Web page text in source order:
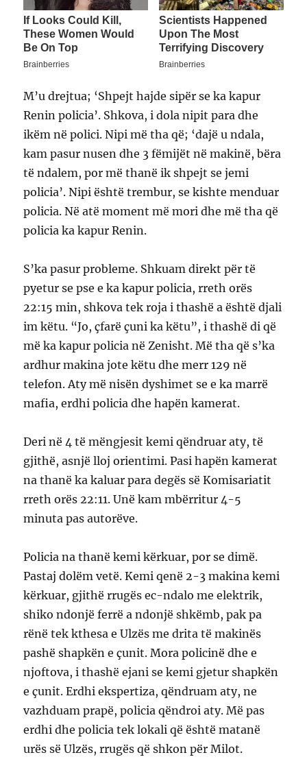
M’u drejtua; ‘Shpejt hajde sipër se ka kapur
Renin policia’. Shkova, i dola nipit para dhe
ikëm në polici. Nipi më tha që; ‘dajë u ndala,
kam pasur nusen dhe 3 fëmijët në makinë, bëra
të ndalem, por më thanë ik shpejt se jemi
policia’. Nipi është trembur, se kishte menduar
policia. Në atë moment më mori dhe më tha që
policia ka kapur Renin.
S’ka pasur probleme. Shkuam direkt për të
pyetur se pse e ka kapur policia, rreth orës
22:15 min, shkova tek roja i thashë a është djali
im këtu. “Jo, çfarë çuni ka këtu”, i thashë di që
më ka kapur policia në Zenisht. Më tha që s’ka
ardhur makina jote këtu dhe merr 129 në
telefon. Aty më nisën dyshimet se e ka marrë
mafia, erdhi policia dhe hapën kamerat.
Deri në 4 të mëngjesit kemi qëndruar aty, të
gjithë, asnjë lloj orientimi. Pasi hapën kamerat
na thanë ka kaluar para degës së Komisariatit
rreth orës 22:11. Unë kam mbërritur 4-5
minuta pas autorëve.
Policia na thanë kemi kërkuar, por se dimë.
Pastaj dolëm vetë. Kemi qenë 2-3 makina kemi
kërkuar, gjithë rrugës ec-ndalo me elektrik,
shiko ndonjë ferrë a ndonjë shkëmb, pak pa
rënë tek kthesa e Ulzës me drita të makinës
pashë shapkën e çunit. Mora policinë dhe e
njoftova, i thashë ejani se kemi gjetur shapkën
e çunit. Erdhi ekspertiza, qëndruam aty, ne
vazhduam prapë, policia qëndroi aty. Më pas
erdhi dhe policia tek lokali që është matanë
urës së Ulzës, rrugës që shkon për Milot.